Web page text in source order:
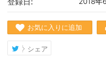
お気に入りに追加
シェア